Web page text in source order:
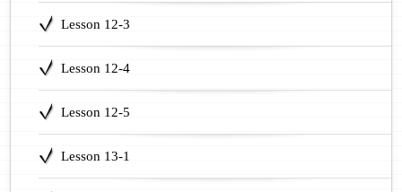
Lesson 12-3
Lesson 12-4
Lesson 12-5
Lesson 13-1